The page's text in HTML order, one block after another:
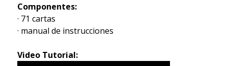
Componentes:
· 71 cartas
· manual de instrucciones
Video Tutorial: